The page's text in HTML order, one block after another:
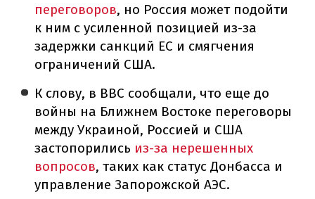
переговоров, но Россия может подойти
к ним с усиленной позицией из-за
задержки санкций ЕС и смягчения
ограничений США.
К слову, в BBC сообщали, что еще до
войны на Ближнем Востоке переговоры
между Украиной, Россией и США
застопорились из-за нерешенных
вопросов, таких как статус Донбасса и
управление Запорожской АЭС.